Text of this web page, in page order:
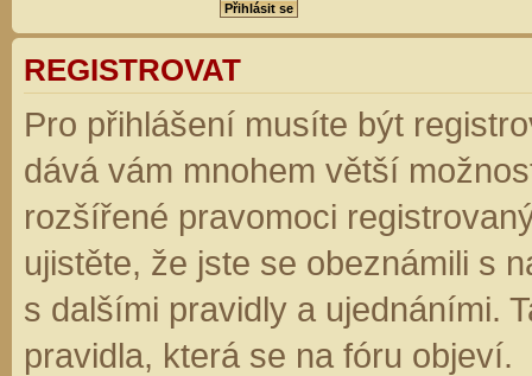
REGISTROVAT
Pro přihlášení musíte být
dává vám mnohem větší
rozšířené pravomoci
ujistěte, že jste se obeznámili s
s dalšími pravidly a ujednáními.
pravidla, která se na fóru objeví.